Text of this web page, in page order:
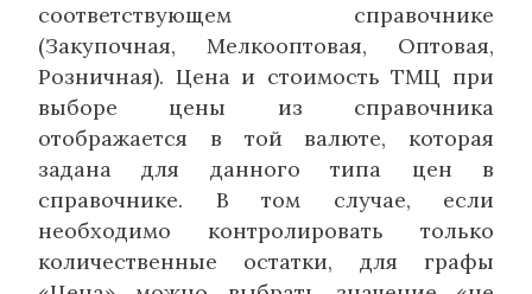
соответствующем справочнике
(Закупочная, Мелкооптовая, Оптовая,
Розничная). Цена и стоимость ТМЦ при
выборе цены из справочника
отображается в той валюте, которая
задана для данного типа цен в
справочнике. В том случае, если
необходимо контролировать только
количественные остатки, для графы